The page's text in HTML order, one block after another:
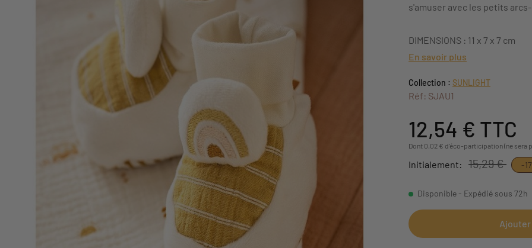
s'amuser avec les petits arcs-
DIMENSIONS : 11 x 7 x 7 cm
En savoir plus
Collection : SUNLIGHT
Réf: SJAU1
12,54 € TTC
Dont 0,02 € d'éco-participation (ne sera
Initialement: 15,29 € -
Disponible - Expédié sous 72h
Ajouter